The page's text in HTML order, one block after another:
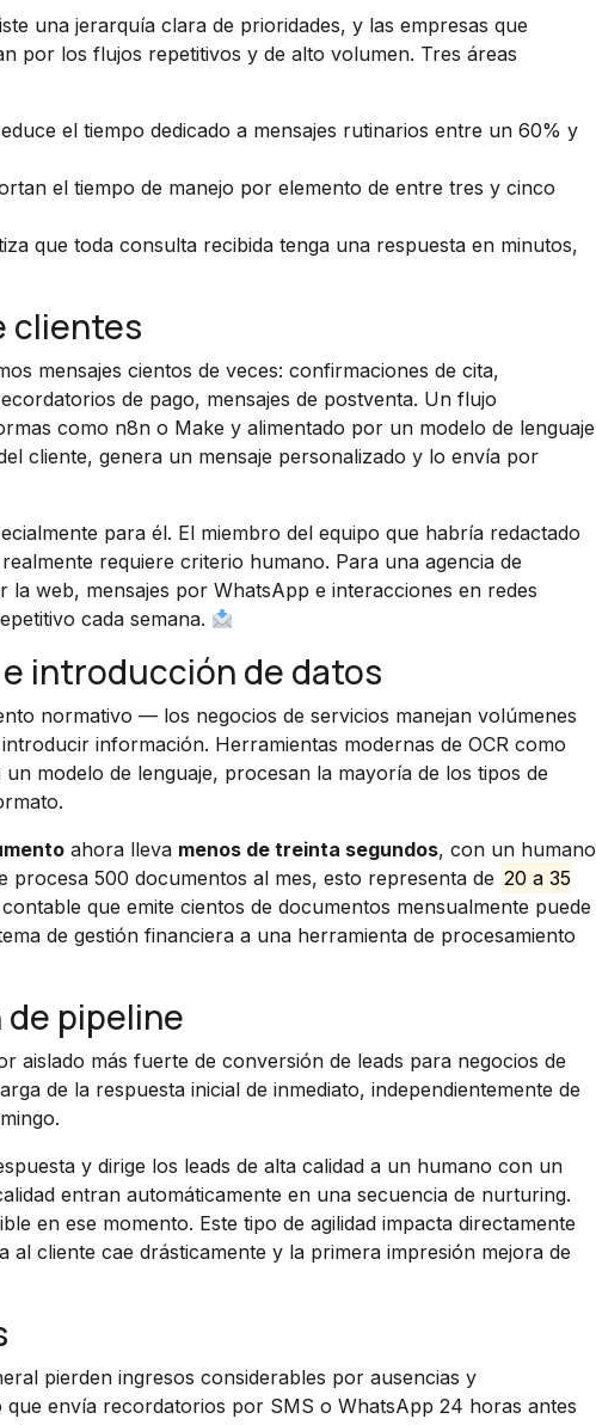
una jerarquía clara de prioridades, y las empresas que
por los flujos repetitivos y de alto volumen. Tres áreas
el tiempo dedicado a mensajes rutinarios entre un 60% y
el tiempo de manejo por elemento de entre tres y cinco
que toda consulta recibida tenga una respuesta en minutos,
clientes
mensajes cientos de veces: confirmaciones de cita,
de pago, mensajes de postventa. Un flujo
como n8n o Make y alimentado por un modelo de lenguaje
cliente, genera un mensaje personalizado y lo envía por
para él. El miembro del equipo que habría redactado
requiere criterio humano. Para una agencia de
web, mensajes por WhatsApp e interacciones en redes
cada semana.
introducción de datos
normativo — los negocios de servicios manejan volúmenes
información. Herramientas modernas de OCR como
modelo de lenguaje, procesan la mayoría de los tipos de
ahora lleva menos de treinta segundos, con un humano
procesa 500 documentos al mes, esto representa de 20 a 35
que emite cientos de documentos mensualmente puede
de gestión financiera a una herramienta de procesamiento
pipeline
aislado más fuerte de conversión de leads para negocios de
de la respuesta inicial de inmediato, independientemente de
y dirige los leads de alta calidad a un humano con un
entran automáticamente en una secuencia de nurturing.
en ese momento. Este tipo de agilidad impacta directamente
cliente cae drásticamente y la primera impresión mejora de
pierden ingresos considerables por ausencias y
envía recordatorios por SMS o WhatsApp 24 horas antes